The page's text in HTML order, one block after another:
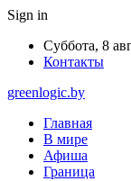
Sign in
Суббота, 8
Контакты
greenlogic.by
Главная
В мире
Афиша
Граница